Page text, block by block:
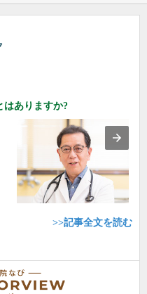
ありますか?
>>記事全文を読む